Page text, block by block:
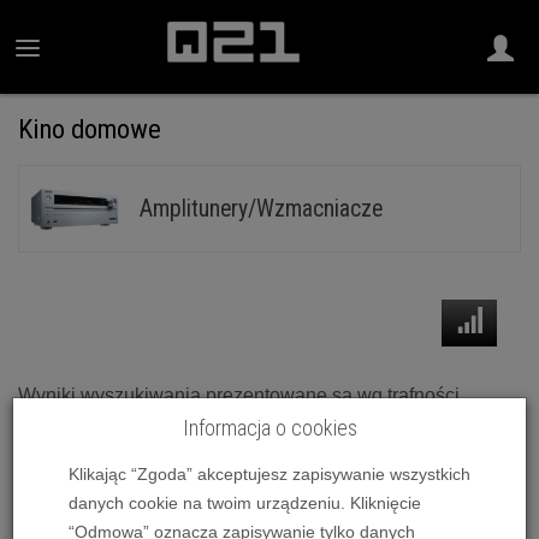
Kino domowe
Amplitunery/Wzmacniacze
Wyniki wyszukiwania prezentowane są wg trafności
Pioneer VSX-535 DAB - Raty 10x0% - Dostawa 0zł!
1 799,00 zł
Informacja o cookies
Klikając “Zgoda” akceptujesz zapisywanie wszystkich
danych cookie na twoim urządzeniu. Kliknięcie
“Odmowa” oznacza zapisywanie tylko danych